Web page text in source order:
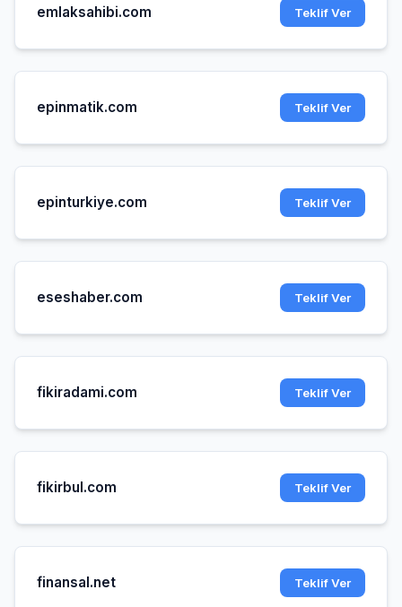
emlaksahibi.com Teklif Ver
epinmatik.com Teklif Ver
epinturkiye.com Teklif Ver
eseshaber.com Teklif Ver
fikiradami.com Teklif Ver
fikirbul.com Teklif Ver
finansal.net Teklif Ver